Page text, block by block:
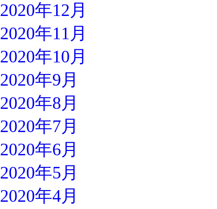
2020年12月
2020年11月
2020年10月
2020年9月
2020年8月
2020年7月
2020年6月
2020年5月
2020年4月